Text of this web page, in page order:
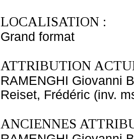
LOCALISATION :
Grand format
ATTRIBUTION
RAMENGHI Giovanni
Reiset, Frédéric (inv.
ANCIENNES